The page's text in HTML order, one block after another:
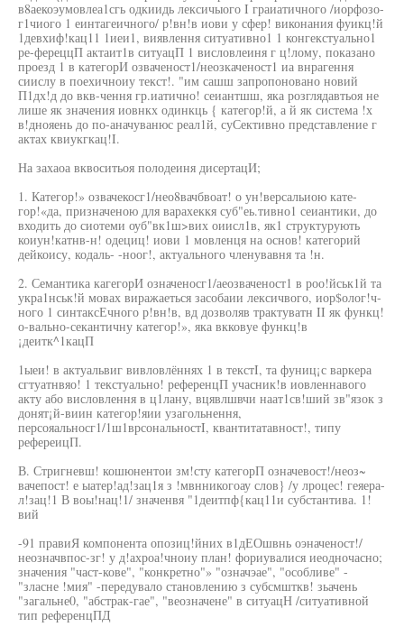
в8аекоэумовлеа1сгь одкиидь лексичыого I граиатичного /иорфозо-
г1чиого 1 еинтагеичного/ р!вн!в иови у сфер! виконания фуикц!й
1девхиф!кац11 1иеи1, виявлення ситуативно1 1 конгекстуально1
ре-фереццП актаит1в ситуацП 1 висловлеиня г ц!лому, показано
проезд 1 в категорИ озваченост1/неозкаченост1 иа внрагення
сиислу в поехичноиу текст!. "им сашш запропоновано новий
П1дх!д до вкв-чення гр.иатично! сеиантшш, яка розглядавтьоя не
лише як значения иовнкх одинкць { категор!й, а й як система !х
в!днояень до по-аначуванюс реал1й, суСективно представление г
актах квиукгкац!I.
На захаоа вквоситьоя полодеиня дисертацИ;
1. Категор!» озвачекосг1/нео8вачбвоат! о ун!версальиою кате-
гор!«да, призначеною для варахеккя суб"еь.тивно1 сеиантики, до
входить до сиотеми оуб"вк1ш>вих оиисл1в, як1 структурують
коиун!катнв-н! одециц! иови 1 мовленця на основ! категорий
дейкоису, кодаль- -ноог!, актуального членувавня та !н.
2. Семантика кагегорИ означеносг1/аеозваченост1 в роо!йськ1й та
укра1нськ!й мовах виражаеться засобаии лексичвого, иор$олог!ч-
ного 1 синтаксЕчного р!вн!в, вд дозволяв трактуватн II як функц!
о-вально-секантичну категор!», яка вкковуе функц!в
¡деитк^1кацП
1ыеи! в актуальвиг вивловлённях 1 в текстI, та фуниц¡с варкера
сгтуатнвяо! 1 текстуально! референцП учасник!в иовленнавого
акту або висловлення в ц1лану, вцявлшвчи наат1св!ший зв"язок з
донят¡й-виин категор!яии узагольнення,
персояальносг1/1ш1врсональностI, квантитатавност!, типу
рефереицП.
В. Стригневш! кошюнентои зм!сту категорП означевост!/неоз~
вачепост! е ыатер!ад!зац1я з !мвнникогоау слов} /у лроцес! геяера-
л!зац!1 В воы!нац!1/ значенвя "1деитпф{кац11и субстантива. 1!
вий
-91 правиЯ компонента опозиц!йних в1дЕОшвнь оэначеност!/
неозначвпос-зг! у д!ахроа!чноиу план! фориувалися иеодночасно;
значения "част-кове", "конкретно"» "означэае", "особливе" -
"зласне !мия" -передувало становлению з субсмшткв! зьачень
"загальне0, "абстрак-гае", "веозначене" в ситуацН /ситуативной
тип референцПД